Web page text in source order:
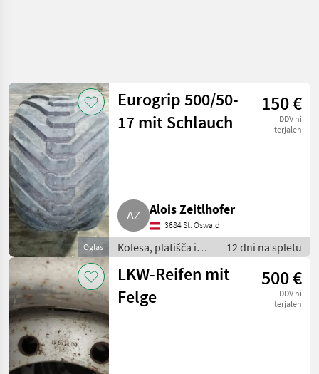
Oglas
Eurogrip 500/50-
17 mit Schlauch
150 €
DDV ni
terjalen
Alois Zeitlhofer
3684 St. Oswald
Kolesa, platišča in
pnevmatike /
Pnevmatika za
priklopnik
12 dni na spletu
LKW-Reifen mit
Felge
500 €
DDV ni
terjalen